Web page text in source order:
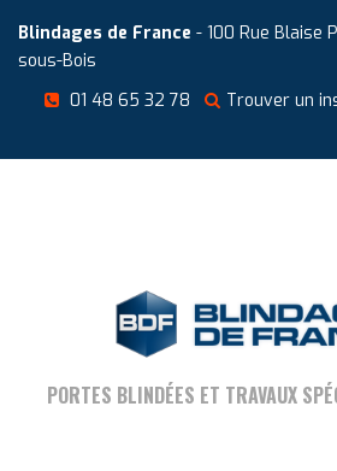
Blindages de France - 100 Rue Blaise
sous-Bois
01 48 65 32 78
Trouver un
PORTES BLINDÉES ET TRAVAUX